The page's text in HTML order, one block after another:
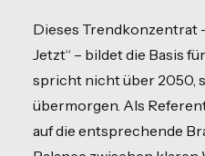
Dieses Trendkonzentrat
Jetzt“ – bildet die Basis
spricht nicht über 2050,
übermorgen. Als
auf die entsprechende